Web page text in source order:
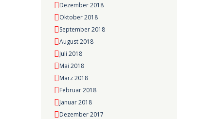
Dezember 2018
Oktober 2018
September 2018
August 2018
Juli 2018
Mai 2018
März 2018
Februar 2018
Januar 2018
Dezember 2017